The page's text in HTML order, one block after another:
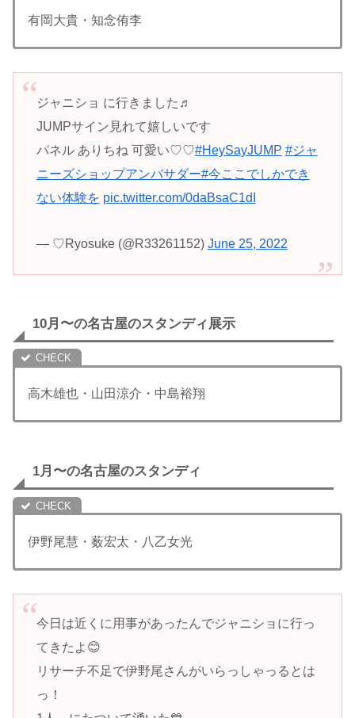
有岡大貴・知念侑李
ジャニショ に行きました♬
JUMPサイン見れて嬉しいです
パネル ありちね 可愛い♡♡#HeySayJUMP #ジャ
ニーズショップアンバサダー#今ここでしかでき
ない体験を pic.twitter.com/0daBsaC1dI
— ♡Ryosuke (@R33261152) June 25, 2022
10月〜の名古屋のスタンディ展示
高木雄也・山田涼介・中島裕翔
1月〜の名古屋のスタンディ
伊野尾慧・薮宏太・八乙女光
今日は近くに用事があったんでジャニショに行っ
てきたよ😊
リサーチ不足で伊野尾さんがいらっしゃっるとは
っ！